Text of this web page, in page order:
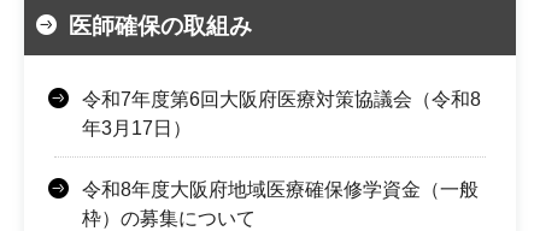
医師確保の取組み
令和7年度第6回大阪府医療対策協議会（令和8
年3月17日）
令和8年度大阪府地域医療確保修学資金（一般
枠）の募集について